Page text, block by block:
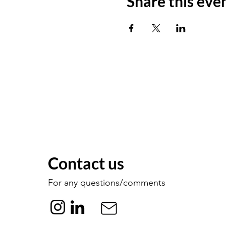
Contact us
For any questions/comments